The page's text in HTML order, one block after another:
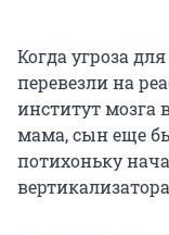
Когда угроза
перевезли на
институт мозга
мама, сын еще
потихоньку